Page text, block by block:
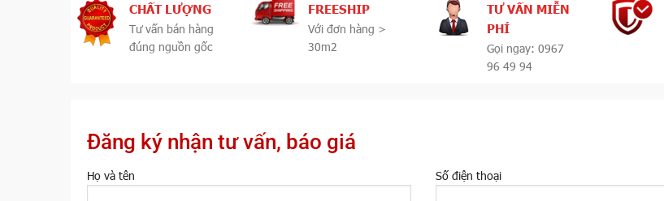
CHẤT LƯỢNG
Tư vấn bán hàng
đúng nguồn gốc
FREESHIP
Với đơn hàng >
30m2
TƯ VẤN MIỄN
PHÍ
Gọi ngay: 0967
96 49 94
Đăng ký nhận tư vấn, báo giá
Họ và tên Số điện thoại